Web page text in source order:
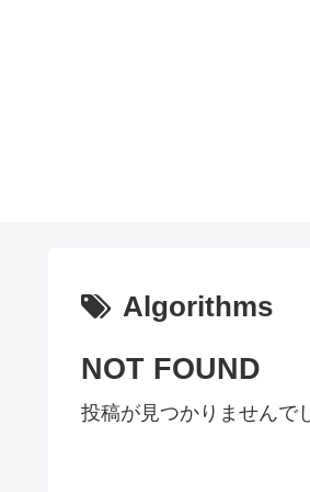
Algorithms
NOT FOUND
投稿が見つかりませんで